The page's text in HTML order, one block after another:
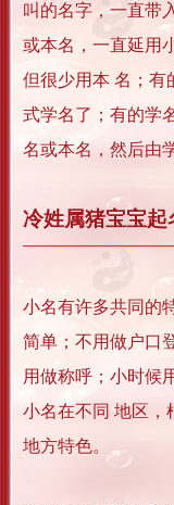
叫的名字，一直带
或本名，一直延用
但很少用本 名；有
式学名了；有的学
名或本名，然后由
冷姓属猪宝宝起
小名有许多共同的
简单；不用做户口
用做称呼；小时候
小名在不同 地区，
地方特色。